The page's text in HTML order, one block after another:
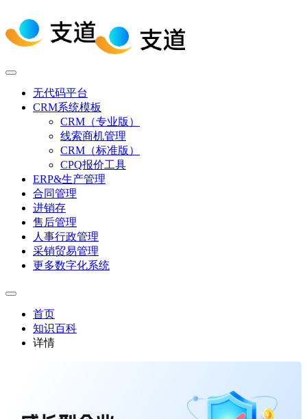
无代码平台
CRM系统模板
CRM（专业版）
线索商机管理
CRM（标准版）
CPQ报价工具
ERP&生产管理
合同管理
进销存
售后管理
人事行政管理
采销贸易管理
更多数字化系统
首页
知识百科
详情